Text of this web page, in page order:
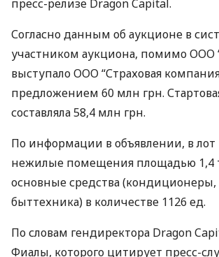
пресс-релизе Dragon Capital.
Согласно данным об аукционе в
участником аукциона, помимоООО
выступалоООО “Страховая
предложением 60 млн грн.
составляла 58,4 млн грн.
По информации в объявлении, в
нежилые помещения площадью 1,4
основные средства (кондиционеры,
быттехника) в количестве 1126 ед.
По словам гендиректора Dragon
Фиалы, которого цитирует пресс-